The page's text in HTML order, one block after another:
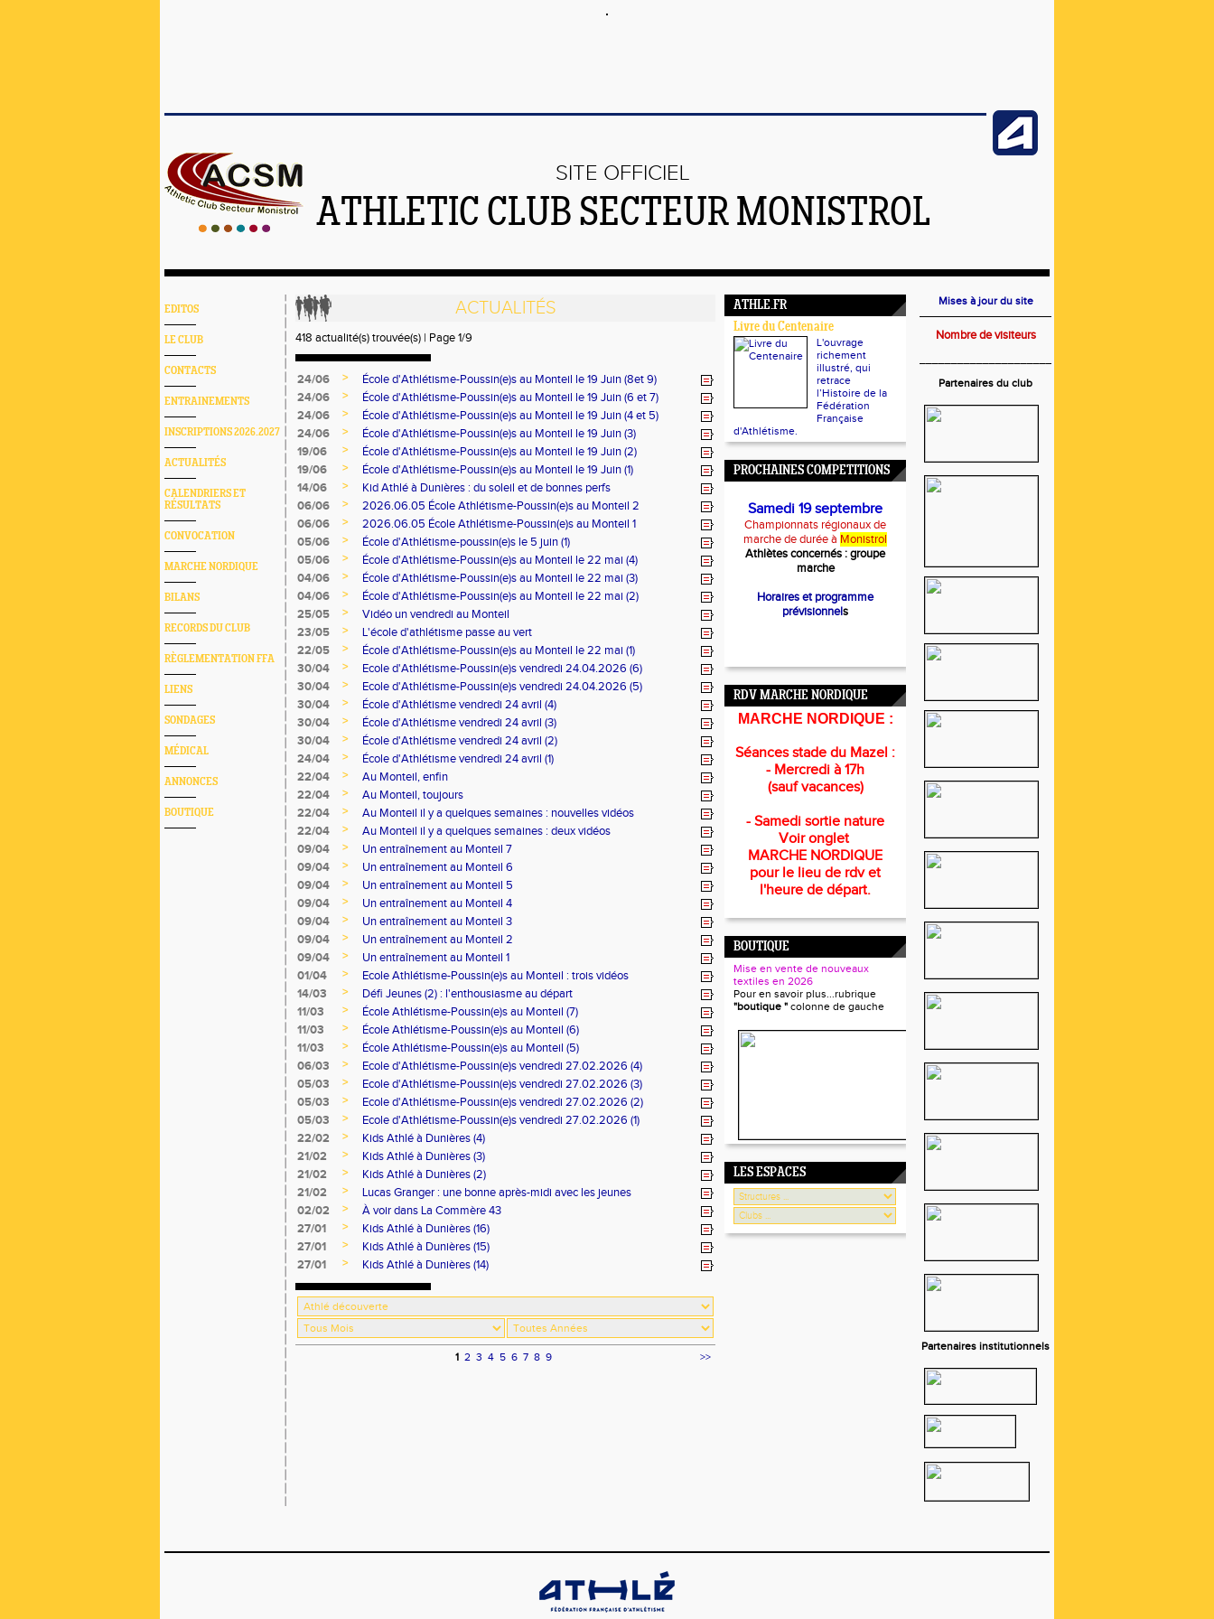
SITE OFFICIEL
ATHLETIC CLUB SECTEUR MONISTROL
EDITOS
LE CLUB
CONTACTS
ENTRAINEMENTS
INSCRIPTIONS 2026.2027
ACTUALITÉS
CALENDRIERS ET
RÉSULTATS
CONVOCATION
MARCHE NORDIQUE
BILANS
RECORDS DU CLUB
RÈGLEMENTATION FFA
LIENS
SONDAGES
MÉDICAL
ANNONCES
BOUTIQUE
ACTUALITÉS
418 actualité(s) trouvée(s) | Page 1/9
24/06 >
École d'Athlétisme-Poussin(e)s au Monteil le 19 Juin (8et 9)
24/06
>
École d'Athlétisme-Poussin(e)s au Monteil le 19 Juin (6 et 7)
24/06
>
École d'Athlétisme-Poussin(e)s au Monteil le 19 Juin (4 et 5)
24/06
>
École d'Athlétisme-Poussin(e)s au Monteil le 19 Juin (3)
19/06
>
École d'Athlétisme-Poussin(e)s au Monteil le 19 Juin (2)
19/06
>
École d'Athlétisme-Poussin(e)s au Monteil le 19 Juin (1)
14/06
>
Kid Athlé à Dunières : du soleil et de bonnes perfs
06/06
>
2026.06.05 École Athlétisme-Poussin(e)s au Monteil 2
06/06
>
2026.06.05 École Athlétisme-Poussin(e)s au Monteil 1
05/06
>
École d'Athlétisme-poussin(e)s le 5 juin (1)
05/06
>
École d'Athlétisme-Poussin(e)s au Monteil le 22 mai (4)
04/06
>
École d'Athlétisme-Poussin(e)s au Monteil le 22 mai (3)
04/06
>
École d'Athlétisme-Poussin(e)s au Monteil le 22 mai (2)
25/05
>
Vidéo un vendredi au Monteil
23/05
>
L'école d'athlétisme passe au vert
22/05
>
École d'Athlétisme-Poussin(e)s au Monteil le 22 mai (1)
30/04
>
Ecole d'Athlétisme-Poussin(e)s vendredi 24.04.2026 (6)
30/04
>
Ecole d'Athlétisme-Poussin(e)s vendredi 24.04.2026 (5)
30/04
>
École d'Athlétisme vendredi 24 avril (4)
30/04
>
École d'Athlétisme vendredi 24 avril (3)
30/04
>
École d'Athlétisme vendredi 24 avril (2)
24/04
>
École d'Athlétisme vendredi 24 avril (1)
22/04
>
Au Monteil, enfin
22/04
>
Au Monteil, toujours
22/04
>
Au Monteil il y a quelques semaines : nouvelles vidéos
22/04
>
Au Monteil il y a quelques semaines : deux vidéos
09/04
>
Un entraînement au Monteil 7
09/04
>
Un entraînement au Monteil 6
09/04
>
Un entraînement au Monteil 5
09/04
>
Un entraînement au Monteil 4
09/04
>
Un entraînement au Monteil 3
09/04
>
Un entraînement au Monteil 2
09/04
>
Un entraînement au Monteil 1
01/04
>
Ecole Athlétisme-Poussin(e)s au Monteil : trois vidéos
14/03
>
Défi Jeunes (2) : l'enthousiasme au départ
11/03
>
École Athlétisme-Poussin(e)s au Monteil (7)
11/03
>
École Athlétisme-Poussin(e)s au Monteil (6)
11/03
>
École Athlétisme-Poussin(e)s au Monteil (5)
06/03
>
Ecole d'Athlétisme-Poussin(e)s vendredi 27.02.2026 (4)
05/03
>
Ecole d'Athlétisme-Poussin(e)s vendredi 27.02.2026 (3)
05/03
>
Ecole d'Athlétisme-Poussin(e)s vendredi 27.02.2026 (2)
05/03
>
Ecole d'Athlétisme-Poussin(e)s vendredi 27.02.2026 (1)
22/02
>
Kids Athlé à Dunières (4)
21/02
>
Kids Athlé à Dunières (3)
21/02
>
Kids Athlé à Dunières (2)
21/02
>
Lucas Granger : une bonne après-midi avec les jeunes
02/02
>
À voir dans La Commère 43
27/01
>
Kids Athlé à Dunières (16)
27/01
>
Kids Athlé à Dunières (15)
27/01
> Kids Athlé à Dunières (14)
1 2 3 4 5 6 7 8 9 >>
ATHLE.FR
Livre du Centenaire
L'ouvrage
richement
illustré, qui
retrace
l’Histoire de la
Fédération
Française
d'Athlétisme.
PROCHAINES COMPETITIONS
Samedi 19 septembre
Championnats régionaux de
marche de durée à Monistrol
Athlètes concernés :groupe
marche
Horaires et programme
prévisionnels
RDV MARCHE NORDIQUE
MARCHE NORDIQUE :
Séances stade du Mazel :
- Mercredi à 17h
(sauf vacances)
- Samedi sortie nature
Voir onglet
MARCHE NORDIQUE
pour le lieu de rdv et
l'heure de départ.
BOUTIQUE
Mise en vente de nouveaux
textiles en 2026
Pour en savoir plus...rubrique
"boutique " colonne de gauche
LES ESPACES
Mises à jour du site
Nombre de visiteurs
Partenaires du club
Partenaires institutionnels